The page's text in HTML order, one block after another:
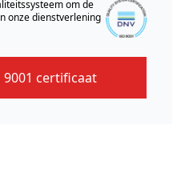
om de
onze dienstverlening
9001 certificaat